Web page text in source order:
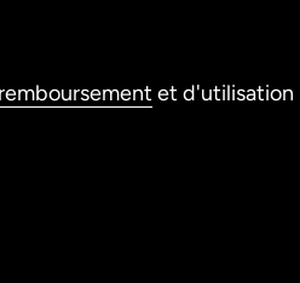
remboursement et d'utilisation